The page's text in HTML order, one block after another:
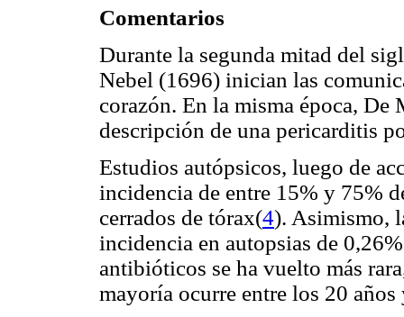
Comentarios
Durante la segunda mitad del
Nebel (1696) inician las
corazón. En la misma época,
descripción de una pericarditis
Estudios autópsicos, luego de
incidencia de entre 15% y 75%
cerrados de tórax(4). Asimismo,
incidencia en autopsias de
antibióticos se ha vuelto más
mayoría ocurre entre los 20